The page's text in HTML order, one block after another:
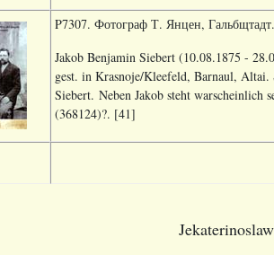
P7307. Фотограф Т. Янцен,
Jakob Benjamin Siebert (10.08.1875 -
gest. in Krasnoje/Kleefeld, Barnaul,
Siebert. Neben Jakob steht warscheinlich
(368124)?. [41]
Jekaterinoslaw